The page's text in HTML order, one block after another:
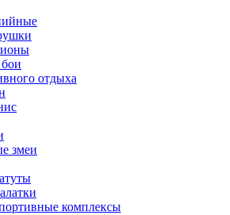
отдыха
змеи
комплексы